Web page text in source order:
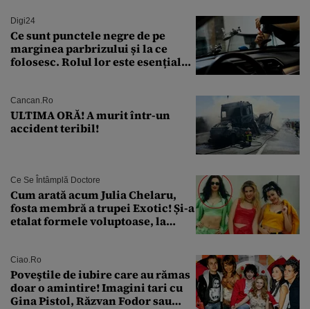
Digi24
Ce sunt punctele negre de pe
marginea parbrizului și la ce
folosesc. Rolul lor este esențial
Cancan.ro
ULTIMA ORĂ! A murit într-un
accident teribil!
Ce Se Întâmplă Doctore
Cum arată acum Julia Chelaru,
fosta membră a trupei Exotic! Și-a
etalat formele voluptoase, la
Ciao.ro
Poveştile de iubire care au rămas
doar o amintire! Imagini tari cu
Gina Pistol, Răzvan Fodor sau